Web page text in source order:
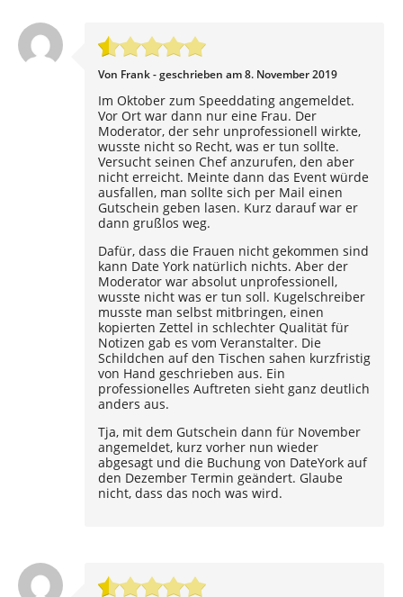
Von Frank - geschrieben am 8. November 2019
Im Oktober zum Speeddating angemeldet.
Vor Ort war dann nur eine Frau. Der
Moderator, der sehr unprofessionell wirkte,
wusste nicht so Recht, was er tun sollte.
Versucht seinen Chef anzurufen, den aber
nicht erreicht. Meinte dann das Event würde
ausfallen, man sollte sich per Mail einen
Gutschein geben lasen. Kurz darauf war er
dann grußlos weg.
Dafür, dass die Frauen nicht gekommen sind
kann Date York natürlich nichts. Aber der
Moderator war absolut unprofessionell,
wusste nicht was er tun soll. Kugelschreiber
musste man selbst mitbringen, einen
kopierten Zettel in schlechter Qualität für
Notizen gab es vom Veranstalter. Die
Schildchen auf den Tischen sahen kurzfristig
von Hand geschrieben aus. Ein
professionelles Auftreten sieht ganz deutlich
anders aus.
Tja, mit dem Gutschein dann für November
angemeldet, kurz vorher nun wieder
abgesagt und die Buchung von DateYork auf
den Dezember Termin geändert. Glaube
nicht, dass das noch was wird.